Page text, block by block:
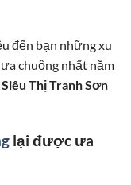
đến bạn những xu
chuộng nhất năm
Siêu Thị Tranh Sơn
lại được ưa